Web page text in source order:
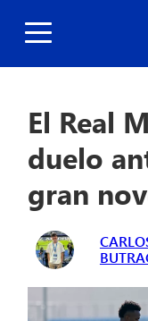
El Real
duelo
gran